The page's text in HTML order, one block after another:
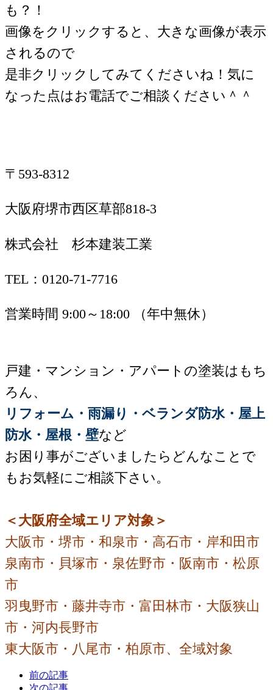
も？！
画像をクリックすると、大きな画像が表示
されるので
是非クリックしてみてくださいね！気に
なった点はお電話でご相談ください＾＾
〒593-8312
大阪府堺市西区草部818-3
株式会社 杉本建装工業
TEL：0120-71-7716
営業時間 9:00～18:00 （年中無休）
戸建・マンション・アパートの塗装はもち
ろん、
リフォーム・雨漏り・ベランダ防水・屋上
防水・屋根・壁など
お困り事がございましたらどんなことで
もお気軽にご相談下さい。
＜大阪府全域エリア対象＞
大阪市・堺市・和泉市・高石市・岸和田市
泉南市・貝塚市・泉佐野市・阪南市・松原
市
羽曳野市・藤井寺市・富田林市・大阪狭山
市・河内長野市
東大阪市・八尾市・柏原市、全域対象
前の記事
次の記事